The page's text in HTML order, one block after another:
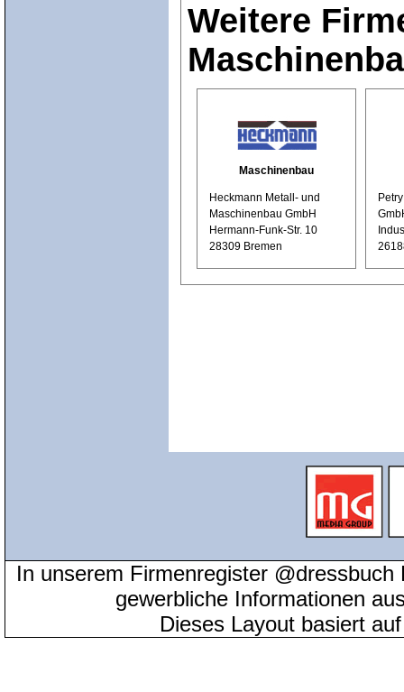
Weitere
Maschinenbau
Heckmann Metall- und
Maschinenbau GmbH
Hermann-Funk-Str. 10
28309 Bremen
In unserem Firmenregister
gewerbliche Informationen
Dieses Layout basiert